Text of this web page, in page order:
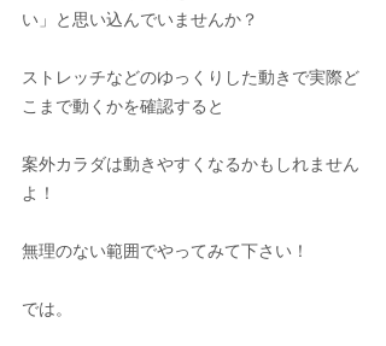
い」と思い込んでいませんか？
ストレッチなどのゆっくりした動きで実際ど
こまで動くかを確認すると
案外カラダは動きやすくなるかもしれません
よ！
無理のない範囲でやってみて下さい！
では。